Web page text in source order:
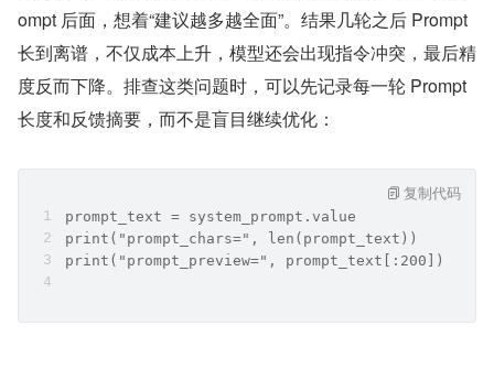
ompt 后面，想着“建议越多越全面”。结果几轮之后 Prompt
长到离谱，不仅成本上升，模型还会出现指令冲突，最后精
度反而下降。排查这类问题时，可以先记录每一轮 Prompt
长度和反馈摘要，而不是盲目继续优化：
prompt_text = system_prompt.value
print("prompt_chars=", len(prompt_text))
print("prompt_preview=", prompt_text[:200])
复制代码